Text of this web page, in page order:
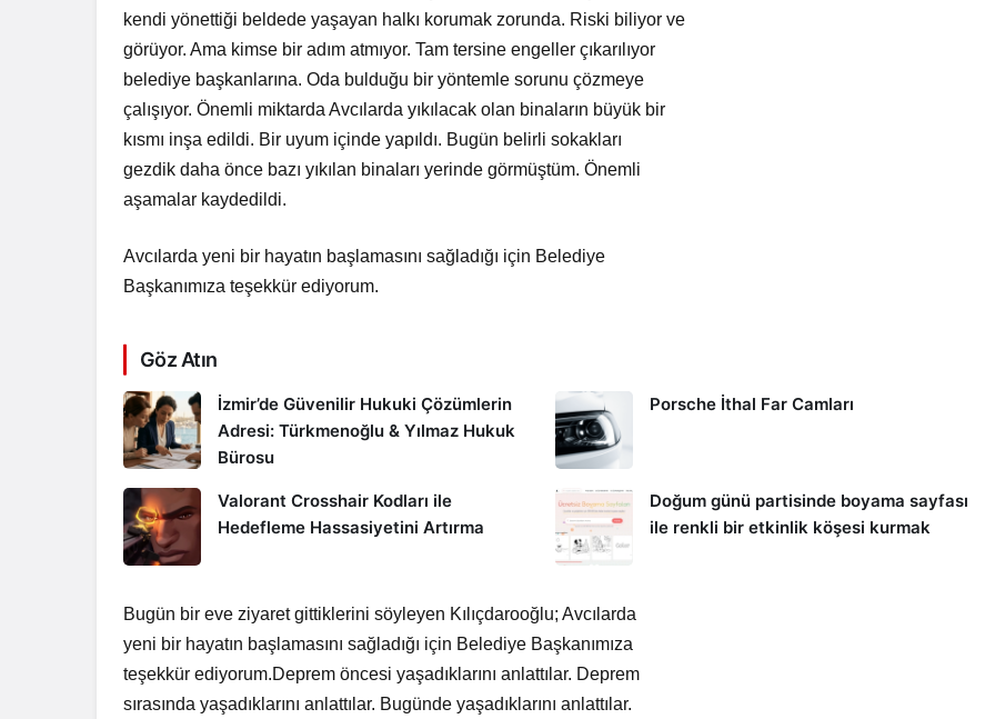
kendi yönettiği beldede yaşayan halkı korumak zorunda. Riski biliyor ve
görüyor. Ama kimse bir adım atmıyor. Tam tersine engeller çıkarılıyor
belediye başkanlarına. Oda bulduğu bir yöntemle sorunu çözmeye
çalışıyor. Önemli miktarda Avcılarda yıkılacak olan binaların büyük bir
kısmı inşa edildi. Bir uyum içinde yapıldı. Bugün belirli sokakları
gezdik daha önce bazı yıkılan binaları yerinde görmüştüm. Önemli
aşamalar kaydedildi.
Avcılarda yeni bir hayatın başlamasını sağladığı için Belediye
Başkanımıza teşekkür ediyorum.
Göz Atın
İzmir’de Güvenilir Hukuki Çözümlerin
Adresi: Türkmenoğlu & Yılmaz Hukuk
Bürosu
Porsche İthal Far Camları
Valorant Crosshair Kodları ile
Hedefleme Hassasiyetini Artırma
Doğum günü partisinde boyama sayfası
ile renkli bir etkinlik köşesi kurmak
Bugün bir eve ziyaret gittiklerini söyleyen Kılıçdarooğlu; Avcılarda
yeni bir hayatın başlamasını sağladığı için Belediye Başkanımıza
teşekkür ediyorum.Deprem öncesi yaşadıklarını anlattılar. Deprem
sırasında yaşadıklarını anlattılar. Bugünde yaşadıklarını anlattılar.